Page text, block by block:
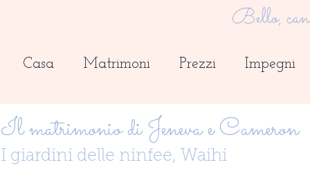
Bello,
Casa Matrimoni Prezzi Impegni
Il matrimonio di Jeneva e Cameron
I giardini delle ninfee, Waihi